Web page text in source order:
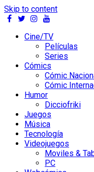
Skip to content
Cine/TV
Películas
Series
Cómics
Cómic
Cómic
Humor
Dicciofriki
Juegos
Música
Tecnología
Videojuegos
Moviles &
PC